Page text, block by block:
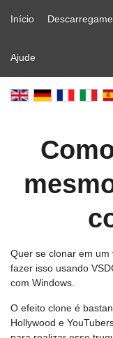
Início
Ajude
Quer se clonar em
fazer isso usando
com Windows.
O efeito clone é
Hollywood e